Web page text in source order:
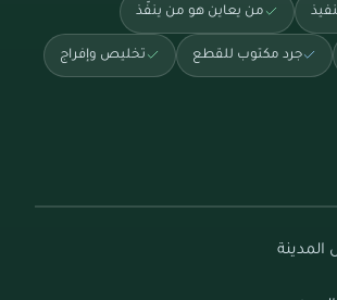
من يعاين هو من ينفّذ
جرد مكتوب للقطع تخليص وإفراج